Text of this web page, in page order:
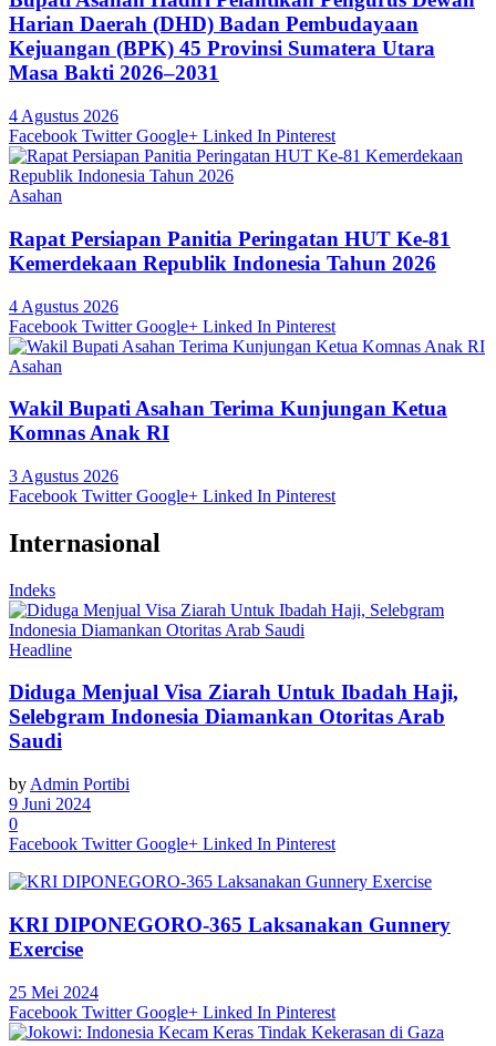
Harian Daerah (DHD) Badan Pembudayaan
Kejuangan (BPK) 45 Provinsi Sumatera Utara
Masa Bakti 2026–2031
4 Agustus 2026
Facebook Twitter Google+ Linked In Pinterest
Asahan
Rapat Persiapan Panitia Peringatan HUT Ke-81
Kemerdekaan Republik Indonesia Tahun 2026
4 Agustus 2026
Facebook Twitter Google+ Linked In Pinterest
Asahan
Wakil Bupati Asahan Terima Kunjungan Ketua
Komnas Anak RI
3 Agustus 2026
Facebook Twitter Google+ Linked In Pinterest
Internasional
Indeks
Headline
Diduga Menjual Visa Ziarah Untuk Ibadah Haji,
Selebgram Indonesia Diamankan Otoritas Arab
Saudi
by Admin Portibi
9 Juni 2024
0
Facebook Twitter Google+ Linked In Pinterest
KRI DIPONEGORO-365 Laksanakan Gunnery
Exercise
25 Mei 2024
Facebook Twitter Google+ Linked In Pinterest